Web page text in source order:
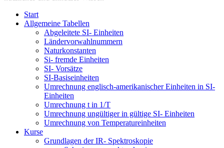
Start
Allgemeine Tabellen
Abgeleitete SI- Einheiten
Ländervorwahlnummern
Naturkonstanten
Si- fremde Einheiten
SI- Vorsätze
SI-Basiseinheiten
Umrechnung englisch-amerikanischer Einheiten in SI-
Einheiten
Umrechnung t in 1/T
Umrechnung ungültiger in gültige SI- Einheiten
Umrechnung von Temperatureinheiten
Kurse
Grundlagen der IR- Spektroskopie